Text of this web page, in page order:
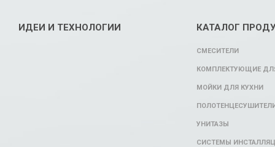
ИДЕИ И ТЕХНОЛОГИИ КАТАЛОГ
СМЕСИТЕЛИ
КОМПЛЕКТУЮЩИЕ
МОЙКИ ДЛЯ КУХНИ
УНИТАЗЫ
СИСТЕМЫ